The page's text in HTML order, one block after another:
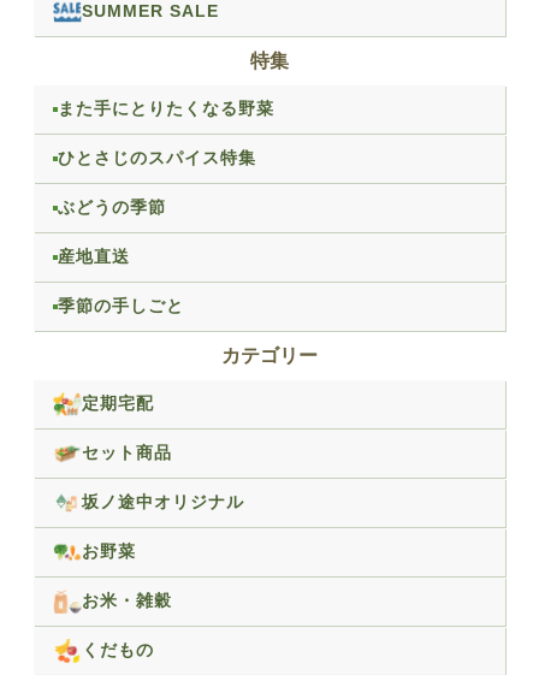
SUMMER SALE
特集
また手にとりたくなる野菜
ひとさじのスパイス特集
ぶどうの季節
産地直送
季節の手しごと
カテゴリー
定期宅配
セット商品
坂ノ途中オリジナル
お野菜
お米・雑穀
くだもの